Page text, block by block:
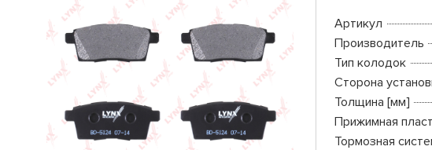
Артикул
Производитель
Тип колодок
Сторона
Толщина [мм]
Прижимная
Тормозная